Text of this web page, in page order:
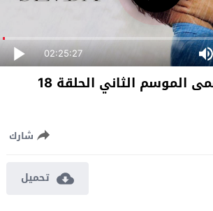
02:25:27
الثاني الحلقة 18
شارك
تحميل